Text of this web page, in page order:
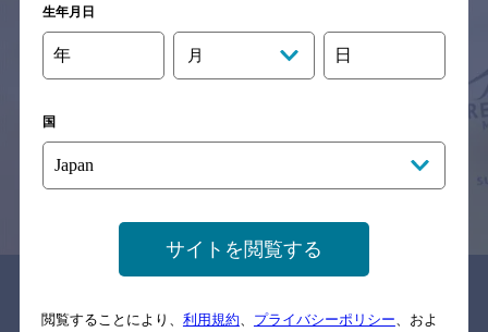
サイトマップ ご意見・ご感想 利用規約
念のためお店にご確認の上ご来店くださいますようお願い申し上げま
す。
生年月日
年 月 日
国
サイトを閲覧する
閲覧することにより、 利用規約、 プライバシーポリシー、およ